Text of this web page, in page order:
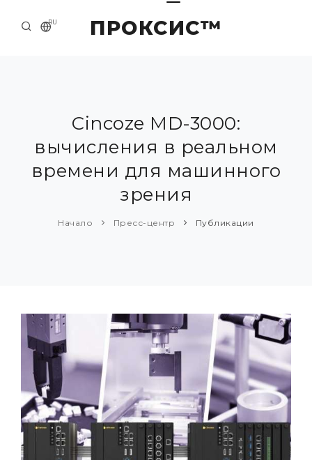
ПРОКСИС™
RU
О КОМПАНИИ
ПРИМЕРЫ И РЕШЕНИЯ
КАТАЛОГ ПРОДУКЦИИ
Cincoze MD-3000:
вычисления в реальном
времени для машинного
зрения
Начало Пресс-центр Публикации